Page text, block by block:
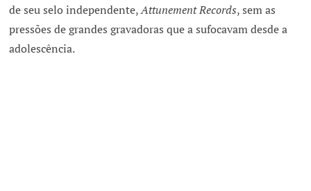
de seu selo independente,Attunement Records, sem as
pressões de grandes gravadoras que a sufocavam desde a
adolescência.